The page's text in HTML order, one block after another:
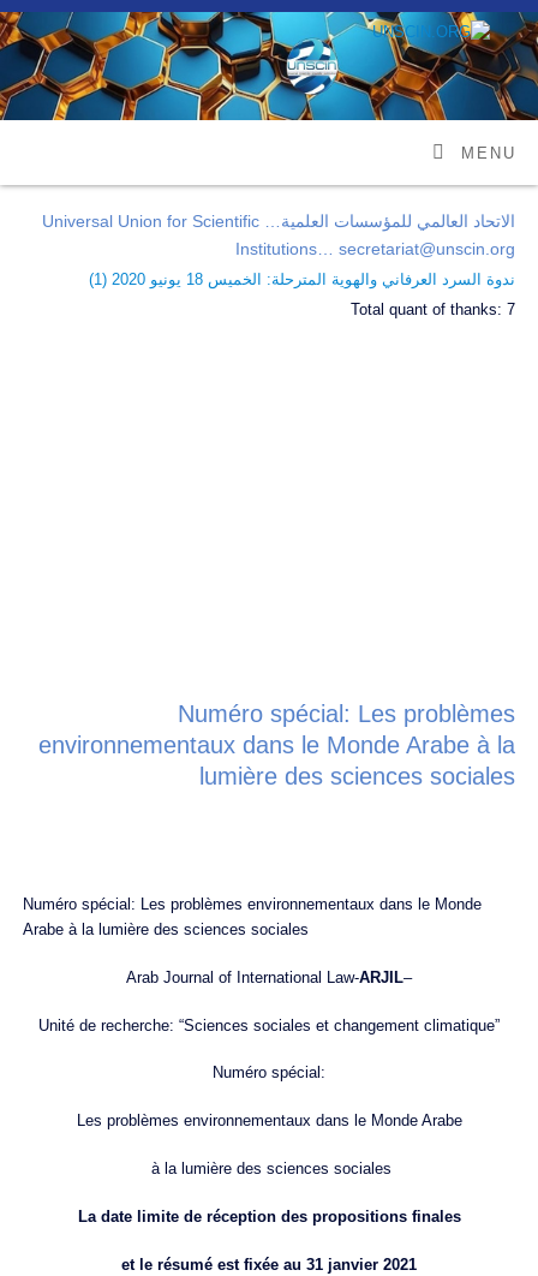
MENU
الاتحاد العالمي للمؤسسات العلمية… Universal Union for Scientific
Institutions… secretariat@unscin.org
ندوة السرد العرفاني والهوية المترحلة: الخميس 18 يونيو 2020 ( 1
)
Total quant of thanks:7
Numéro spécial: Les problèmes
environnementaux dans le Monde Arabe à la
lumière des sciences sociales
Numéro spécial: Les problèmes environnementaux dans le Monde
Arabe à la lumière des sciences sociales
Arab Journal of International Law-ARJIL–
Unité de recherche: “Sciences sociales et changement climatique”
Numéro spécial:
Les problèmes environnementaux dans le Monde Arabe
à la lumière des sciences sociales
La date limite de réception des propositions finales
et le résumé est fixée au 31 janvier 2021